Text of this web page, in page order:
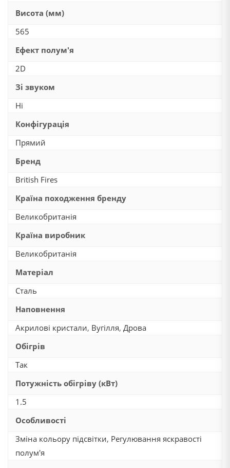
Висота (мм)
565
Ефект полум'я
2D
Зі звуком
Ні
Конфігурація
Прямий
Бренд
British Fires
Країна походження бренду
Великобританія
Країна виробник
Великобританія
Матеріал
Сталь
Наповнення
Акрилові кристали, Вугілля, Дрова
Обігрів
Так
Потужність обігріву (кВт)
1.5
Особливості
Зміна кольору підсвітки, Регулювання яскравості
полум'я